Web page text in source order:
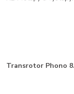
Transrotor Phono